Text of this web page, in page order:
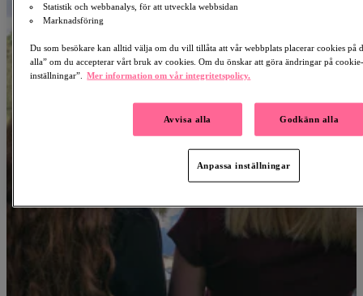
Statistik och webbanalys, för att utveckla webbsidan
Marknadsföring
Du som besökare kan alltid välja om du vill tillåta att vår webbplats placerar cookies på
alla” om du accepterar vårt bruk av cookies. Om du önskar att göra ändringar på
inställningar”.
Mer information om vår integritetspolicy.
Avvisa alla Godkänn alla
Anpassa inställningar